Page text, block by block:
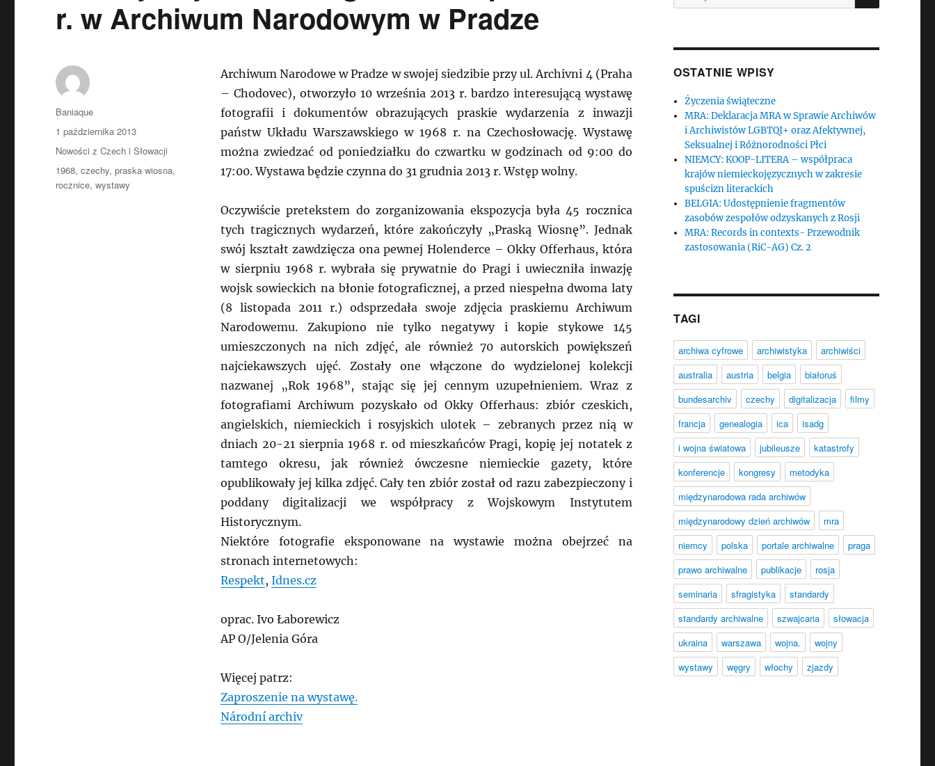
r. w Archiwum Narodowym w Pradze
Archiwum Narodowe w Pradze w swojej siedzibie przy ul. Archivni 4 (Praha
– Chodovec), otworzyło 10 września 2013 r. bardzo interesującą wystawę
fotografii i dokumentów obrazujących praskie wydarzenia z inwazji
państw Układu Warszawskiego w 1968 r. na Czechosłowację. Wystawę
można zwiedzać od poniedziałku do czwartku w godzinach od 9:00 do
17:00. Wystawa będzie czynna do 31 grudnia 2013 r. Wstęp wolny.
Oczywiście pretekstem do zorganizowania ekspozycja była 45 rocznica
tych tragicznych wydarzeń, które zakończyły „Praską Wiosnę”. Jednak
swój kształt zawdzięcza ona pewnej Holenderce – Okky Offerhaus, która
w sierpniu 1968 r. wybrała się prywatnie do Pragi i uwieczniła inwazję
wojsk sowieckich na błonie fotograficznej, a przed niespełna dwoma laty
(8 listopada 2011 r.) odsprzedała swoje zdjęcia praskiemu Archiwum
Narodowemu. Zakupiono nie tylko negatywy i kopie stykowe 145
umieszczonych na nich zdjęć, ale również 70 autorskich powiększeń
najciekawszych ujęć. Zostały one włączone do wydzielonej kolekcji
nazwanej „Rok 1968”, stając się jej cennym uzupełnieniem. Wraz z
fotografiami Archiwum pozyskało od Okky Offerhaus: zbiór czeskich,
angielskich, niemieckich i rosyjskich ulotek – zebranych przez nią w
dniach 20-21 sierpnia 1968 r. od mieszkańców Pragi, kopię jej notatek z
tamtego okresu, jak również ówczesne niemieckie gazety, które
opublikowały jej kilka zdjęć. Cały ten zbiór został od razu zabezpieczony i
poddany digitalizacji we współpracy z Wojskowym Instytutem
Historycznym.
Niektóre fotografie eksponowane na wystawie można obejrzeć na
stronach internetowych:
Respekt, Idnes.cz
oprac. Ivo Łaborewicz
AP O/Jelenia Góra
Więcej patrz:
Zaproszenie na wystawę.
Národní archiv
Autor
Baniaque
Data
publikacji
1 października 2013
Kategorie
Nowości z Czech i Słowacji
Tagi
1968,czechy,praska wiosna,
rocznice,wystawy
OSTATNIE WPISY
Życzenia świąteczne
MRA: Deklaracja MRA w Sprawie Archiwów
i Archiwistów LGBTQI+ oraz Afektywnej,
Seksualnej i Różnorodności Płci
NIEMCY: KOOP-LITERA – współpraca
krajów niemieckojęzycznych w zakresie
spuścizn literackich
BELGIA: Udostępnienie fragmentów
zasobów zespołów odzyskanych z Rosji
MRA: Records in contexts- Przewodnik
zastosowania (RiC-AG) Cz. 2
TAGI
archiwa cyfrowe archiwistyka
archiwiści
australia
austria belgia
białoruś
bundesarchiv
czechy digitalizacja
filmy
francja
genealogia ica
isadg
i wojna światowa
jubileusze
katastrofy
konferencje
kongresy
metodyka
międzynarodowa rada archiwów
międzynarodowy dzień archiwów
mra
niemcy
polska portale archiwalne
praga
prawo archiwalne
publikacje
rosja
seminaria
sfragistyka
standardy
standardy archiwalne
szwajcaria
słowacja
ukraina
warszawa wojna.
wojny
wystawy
węgry włochy zjazdy